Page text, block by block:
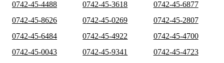
0742-45-4488
0742-45-3618
0742-45-6877
0742-45-8626
0742-45-0269
0742-45-2807
0742-45-6484
0742-45-4922
0742-45-4700
0742-45-0043
0742-45-9341
0742-45-4723